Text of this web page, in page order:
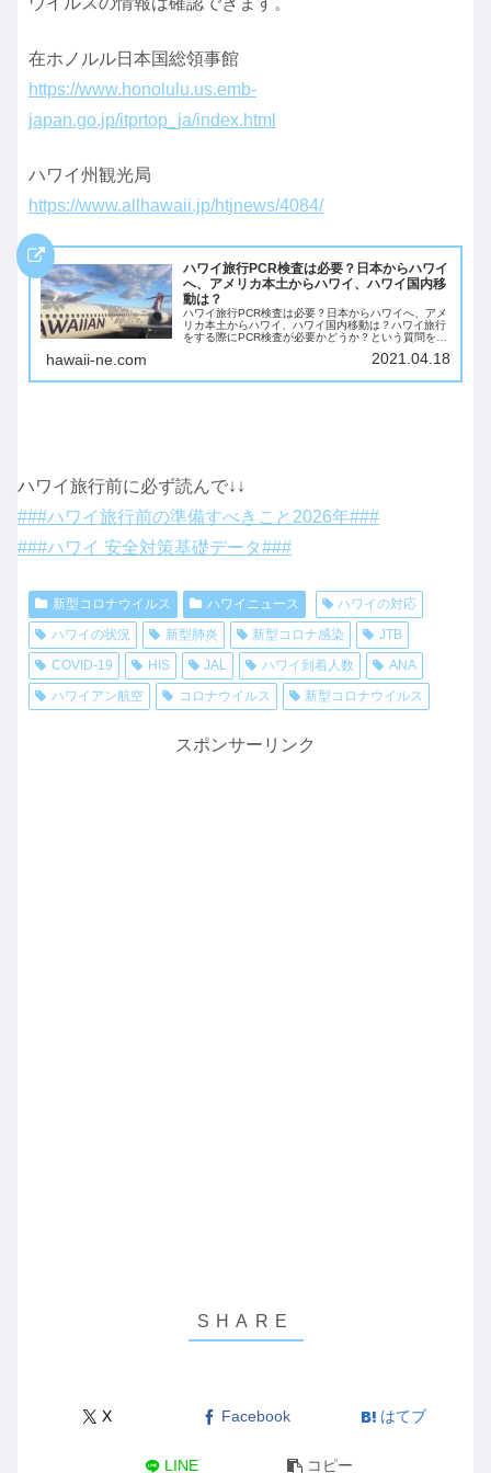
在ホノルル日本国総領事館
https://www.honolulu.us.emb-
japan.go.jp/itprtop_ja/index.html
ハワイ州観光局
https://www.allhawaii.jp/htjnews/4084/
ハワイ旅行PCR検査は必要？日本からハワイ
へ、アメリカ本土からハワイ、ハワイ国内移
動は？
ハワイ旅行PCR検査は必要？日本からハワイへ、アメ
リカ本土からハワイ、ハワイ国内移動は？ハワイ旅行
をする際にPCR検査が必要かどうか？という質問を受
っています。（ルールは変更になる可能性...
hawaii-ne.com 2021.04.18
ハワイ旅行前に必ず読んで↓↓
###ハワイ旅行前の準備すべきこと2026年###
###ハワイ 安全対策基礎データ###
新型コロナウイルス ハワイニュース
ハワイの対応
ハワイの状況
新型肺炎 新型コロナ感染
JTB
COVID-19
HIS JAL ハワイ到着人数
ANA
ハワイアン航空
コロナウイルス 新型コロナウイルス
スポンサーリンク
X Facebook はてブ
LINE コピー